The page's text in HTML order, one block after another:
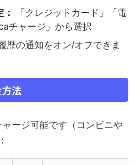
「クレジットカード」「電
チャージ」から選択
歴の通知をオン/オフできま
法
ージ可能です（コンビニや